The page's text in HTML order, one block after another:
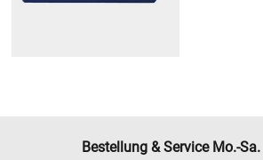
Bestellung & Service Mo.-